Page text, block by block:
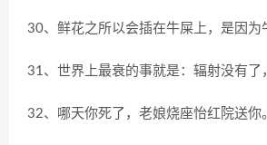
30、鲜花之所以会插在牛屎上，是因为
31、世界上最衰的事就是：辐射没有了
32、哪天你死了，老娘烧座怡红院送你